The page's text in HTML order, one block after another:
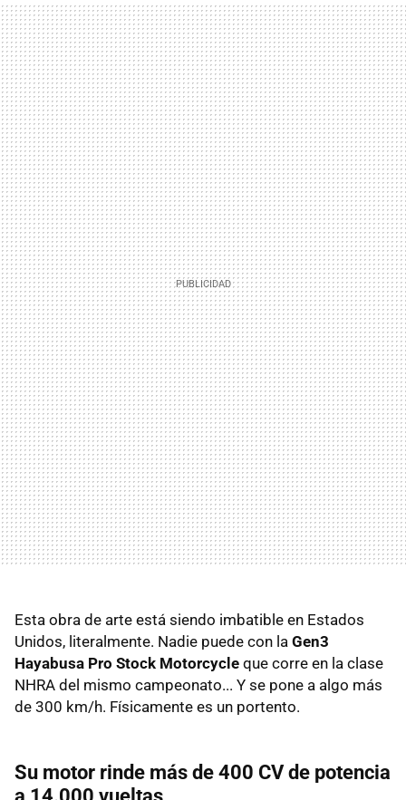
Esta obra de arte está siendo imbatible en Estados
Unidos, literalmente. Nadie puede con la Gen3
Hayabusa Pro Stock Motorcycle que corre en la clase
NHRA del mismo campeonato... Y se pone a algo más
de 300 km/h. Físicamente es un portento.
Su motor rinde más de 400 CV de potencia